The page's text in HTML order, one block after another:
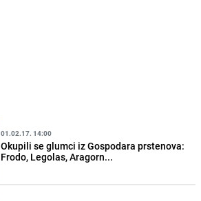
01.02.17. 14:00
Okupili se glumci iz Gospodara prstenova:
Frodo, Legolas, Aragorn...